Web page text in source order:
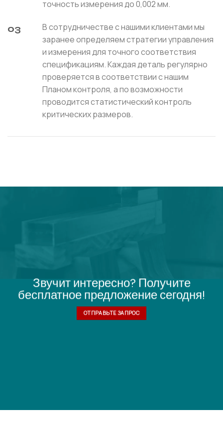
03
точность измерения до 0,002 мм.
В сотрудничестве с нашими клиентами мы
заранее определяем стратегии управления
и измерения для точного соответствия
спецификациям. Каждая деталь регулярно
проверяется в соответствии с нашим
Планом контроля, а по возможности
проводится статистический контроль
критических размеров.
Звучит интересно? Получите
бесплатное предложение сегодня!
ОТПРАВЬТЕ ЗАПРОС